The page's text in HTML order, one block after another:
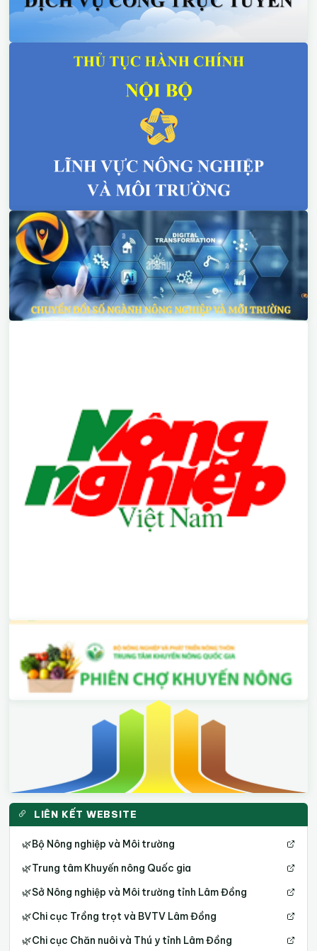
LIÊN KẾT WEBSITE
🌿Bộ Nông nghiệp và Môi trường
🌿Trung tâm Khuyến nông Quốc gia
🌿Sở Nông nghiệp và Môi trường tỉnh Lâm Đồng
🌿Chi cục Trồng trọt và BVTV Lâm Đồng
🌿Chi cục Chăn nuôi và Thú y tỉnh Lâm Đồng